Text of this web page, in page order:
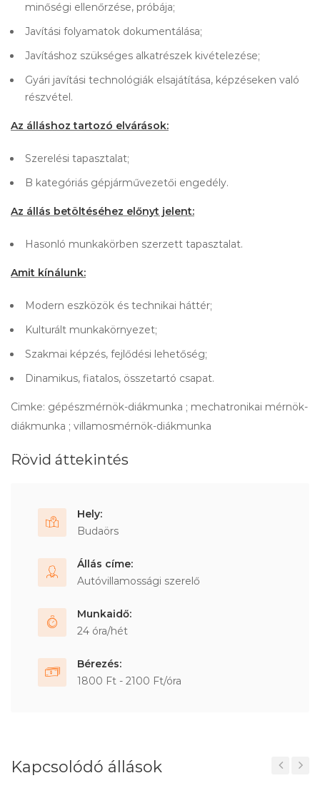
minőségi ellenőrzése, próbája;
Javítási folyamatok dokumentálása;
Javításhoz szükséges alkatrészek kivételezése;
Gyári javítási technológiák elsajátítása, képzéseken való
részvétel.
Az álláshoz tartozó elvárások:
Szerelési tapasztalat;
B kategóriás gépjárművezetői engedély.
Az állás betöltéséhez előnyt jelent:
Hasonló munkakörben szerzett tapasztalat.
Amit kínálunk:
Modern eszközök és technikai háttér;
Kulturált munkakörnyezet;
Szakmai képzés, fejlődési lehetőség;
Dinamikus, fiatalos, összetartó csapat.
Cimke: gépészmérnök-diákmunka ; mechatronikai mérnök-
diákmunka ; villamosmérnök-diákmunka
Rövid áttekintés
Hely:
Budaörs
Állás címe:
Autóvillamossági szerelő
Munkaidő:
24 óra/hét
Bérezés:
1800 Ft - 2100 Ft/óra
Kapcsolódó állások